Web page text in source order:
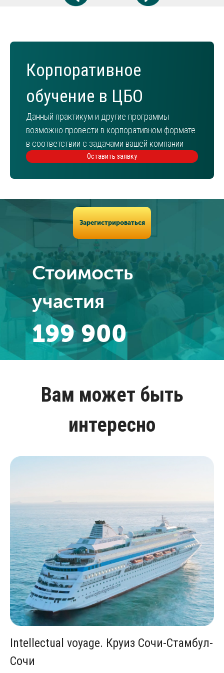
Корпоративное
обучение в ЦБО
Данный практикум и другие программы
возможно провести в корпоративном формате
в соответствии с задачами вашей компании
Оставить заявку
Информация
о
стоимости
Зарегистрироваться
Стоимость
участия
199 900
Вам может быть
интересно
Intellectual voyage. Круиз Сочи-Стамбул-
Сочи